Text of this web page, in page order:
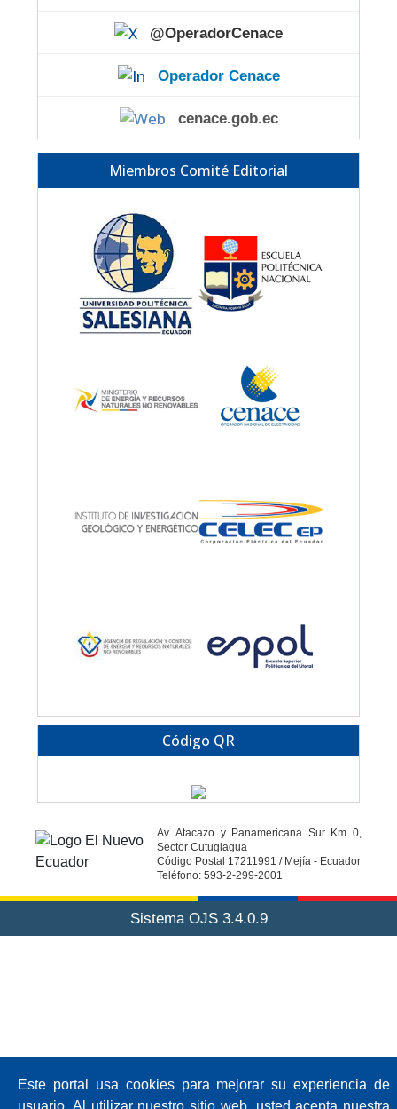
@OperadorCenace
Operador Cenace
cenace.gob.ec
Miembros Comité Editorial
Código QR
Av. Atacazo y Panamericana Sur Km 0,
Sector Cutuglagua
Código Postal 17211991 / Mejía - Ecuador
Teléfono: 593-2-299-2001
Este portal usa cookies para mejorar su experiencia de
usuario. Al utilizar nuestro sitio web, usted acepta nuestra
Sistema OJS 3.4.0.9